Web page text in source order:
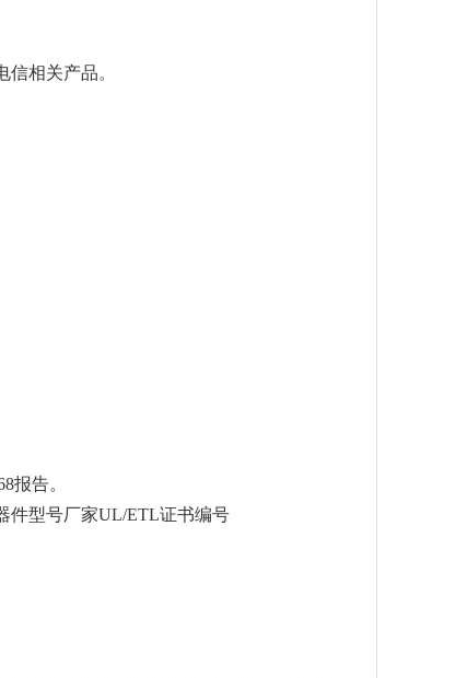
相关产品。
报告。
件型号厂家UL/ETL证书编号